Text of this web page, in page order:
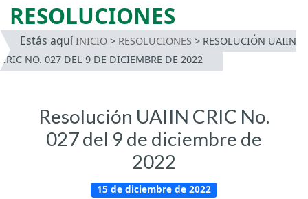
RESOLUCIONES
Estás aquí INICIO> RESOLUCIONES > RESOLUCIÓN UAIIN
CRIC NO. 027 DEL 9 DE DICIEMBRE DE 2022
Resolución UAIIN CRIC No.
027 del 9 de diciembre de
2022
15 de diciembre de 2022